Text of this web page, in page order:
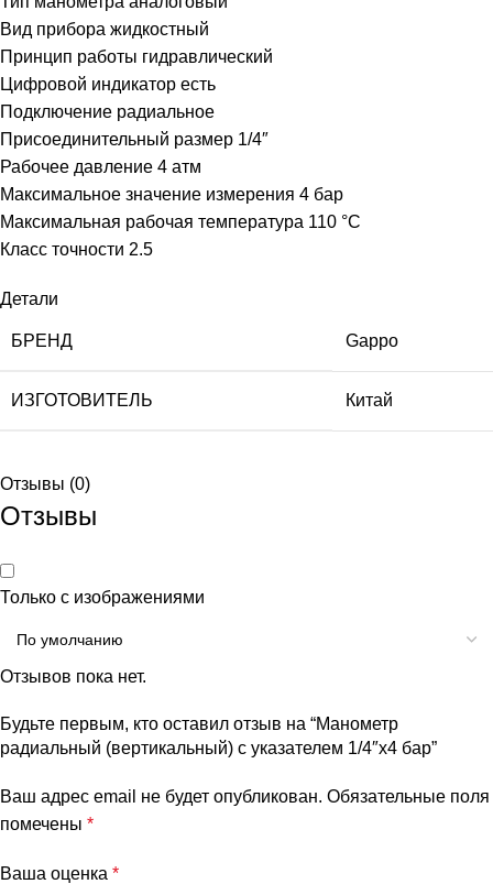
Вид прибора жидкостный
Принцип работы гидравлический
Цифровой индикатор есть
Подключение радиальное
Присоединительный размер 1/4″
Рабочее давление 4 атм
Максимальное значение измерения 4 бар
Максимальная рабочая температура 110 °C
Класс точности 2.5
Детали
БРЕНД Gappo
ИЗГОТОВИТЕЛЬ Китай
Отзывы (0)
Отзывы
Только с изображениями
Отзывов пока нет.
Будьте первым, кто оставил отзыв на “Манометр
радиальный (вертикальный) с указателем 1/4″x4 бар”
Ваш адрес email не будет опубликован. Обязательные поля
помечены *
Ваша оценка *